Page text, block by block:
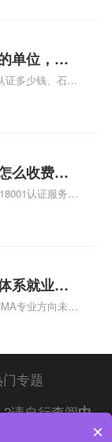
方正文！
单位，石
证多少钱、石家
庄9000认证
么收费，
务怎么收
认证服务中
认证，哪个
识，详情可
系就业方
就业方向
专业方向未来
就业方向有
考完cma，就
证知识，详情
专题
2请自行查阅中
×